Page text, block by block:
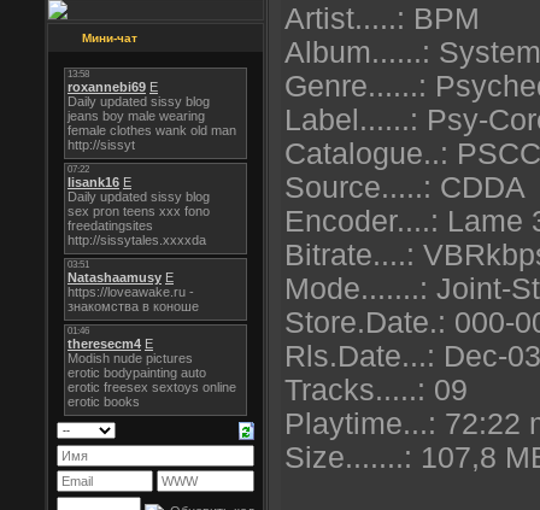
Мини-чат
Artist.....: BPM
Album......:
Genre......:
Label......: Psy-
Catalogue..:
Source.....: CDDA
Encoder....: Lame
Bitrate....:
Mode.......: Joint-
Store.Date.: 000-
Rls.Date...: Dec-
Tracks.....: 09
Playtime...: 72:22
Size.......: 107,8